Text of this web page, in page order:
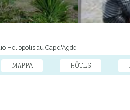
Heliopolis au Cap d'Agde
MAPPA HÔTES